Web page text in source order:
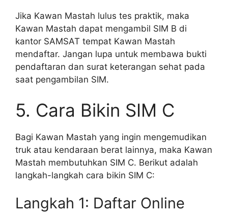
Jika Kawan Mastah lulus tes praktik, maka
Kawan Mastah dapat mengambil SIM B di
kantor SAMSAT tempat Kawan Mastah
mendaftar. Jangan lupa untuk membawa bukti
pendaftaran dan surat keterangan sehat pada
saat pengambilan SIM.
5. Cara Bikin SIM C
Bagi Kawan Mastah yang ingin mengemudikan
truk atau kendaraan berat lainnya, maka Kawan
Mastah membutuhkan SIM C. Berikut adalah
langkah-langkah cara bikin SIM C:
Langkah 1: Daftar Online